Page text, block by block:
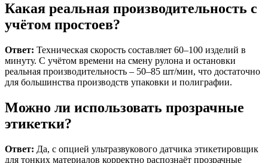
Какая реальная производительность с
учётом простоев?
Ответ: Техническая скорость составляет 60–100 изделий в
минуту. С учётом времени на смену рулона и остановки
реальная производительность – 50–85 шт/мин, что достаточно
для большинства производств упаковки и полиграфии.
Можно ли использовать прозрачные
этикетки?
Ответ: Да, с опцией ультразвукового датчика этикетировщик
для тонких материалов корректно распознаёт прозрачные